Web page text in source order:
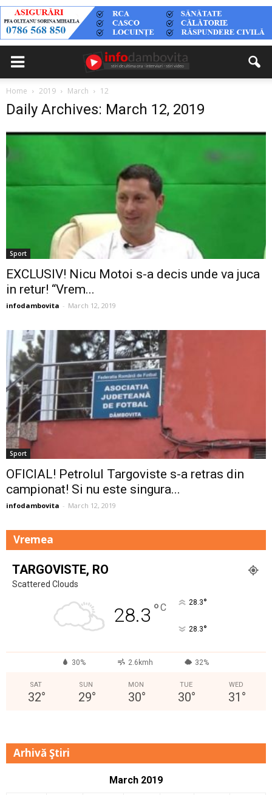
Home 2019 March 12
Daily Archives: March 12, 2019
Sport
EXCLUSIV! Nicu Motoi s-a decis unde va juca
in retur! “Vrem...
infodambovita - March 12, 2019
Sport
OFICIAL! Petrolul Targoviste s-a retras din
campionat! Si nu este singura...
infodambovita - March 12, 2019
Vremea
TARGOVISTE, RO
Scattered Clouds
28.3 °C 28.3°
28.3°
30% 2.6kmh 32%
SAT
32°
SUN
29°
MON
30°
TUE
30°
WED
31 °
Arhivă Ştiri
March 2019